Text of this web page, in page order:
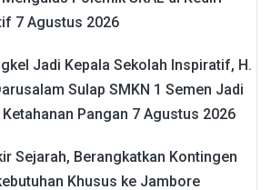
7 Agustus 2026
Jadi Kepala Sekolah Inspiratif, H.
Sulap SMKN 1 Semen Jadi
Pangan 7 Agustus 2026
Sejarah, Berangkatkan Kontingen
Khusus ke Jambore